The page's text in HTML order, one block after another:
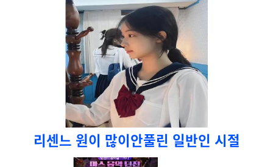
리센느 원이 많이안풀린 일반인 시절